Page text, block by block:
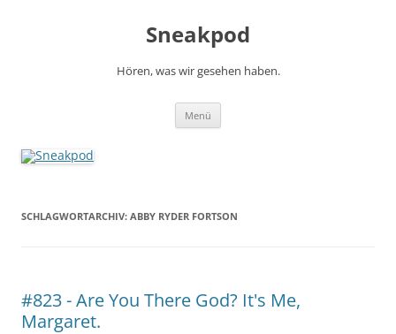
Sneakpod
Hören, was wir gesehen haben.
Menü
SCHLAGWORTARCHIV: ABBY RYDER FORTSON
#823 - Are You There God? It's Me,
Margaret.